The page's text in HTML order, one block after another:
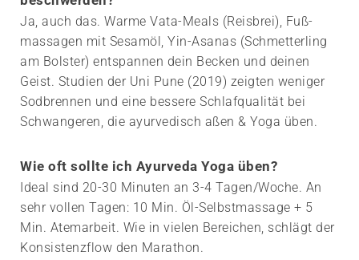
Ja, auch das. Warme Vata-Meals (Reisbrei), Fuß­
massagen mit Sesamöl, Yin-Asanas (Schmetterling
am Bolster) entspannen dein Becken und deinen
Geist. Studien der Uni Pune (2019) zeigten weniger
Sodbrennen und eine bessere Schlaf­qualität bei
Schwangeren, die ayurvedisch aßen & Yoga üben.
Wie oft sollte ich Ayurveda Yoga üben?
Ideal sind 20-30 Minuten an 3-4 Tagen/Woche. An
sehr vollen Tagen: 10 Min. Öl-Selbstmassage + 5
Min. Atemarbeit. Wie in vielen Bereichen, schlägt der
Konsistenzflow den Marathon.